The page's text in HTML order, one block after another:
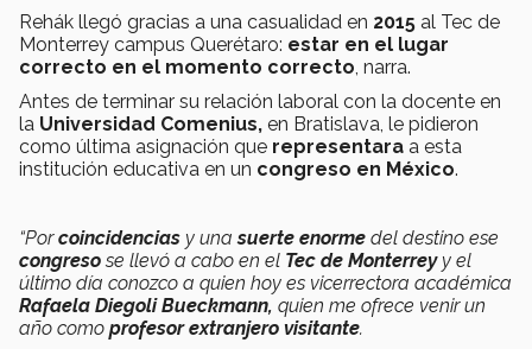
Rehák llegó gracias a una casualidad en 2015 al Tec de
Monterrey campus Querétaro: estar en el lugar
correcto en el momento correcto , narra.
Antes de terminar su relación laboral con la docente en
la Universidad Comenius, en Bratislava, le pidieron
como última asignación que representara a esta
institución educativa en un congreso en México.
“Porcoincidencias y unasuerte enorme del destino ese
congresose llevó a cabo en el Tec de Monterrey y el
último día conozco a quien hoy es vicerrectora académica
Rafaela Diegoli Bueckmann, quien me ofrece venir un
año como profesor extranjero visitante.